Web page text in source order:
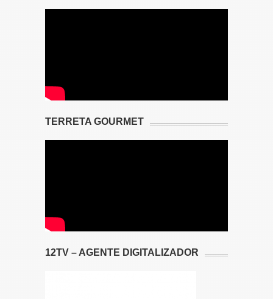
TERRETA GOURMET
12TV – AGENTE DIGITALIZADOR